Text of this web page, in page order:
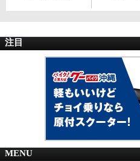
注目
MENU